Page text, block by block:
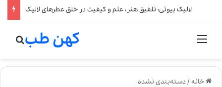
لالیک بیوتی: تلفیق هنر، علم و کیفیت در خلق عطرهای لالیک
منو کهن طب
خانه/دسته‌بندی نشده